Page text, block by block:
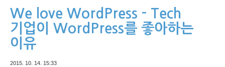
We love WordPress - Tech
기업이 WordPress를 좋아하는
이유
2015. 10. 14. 15:33